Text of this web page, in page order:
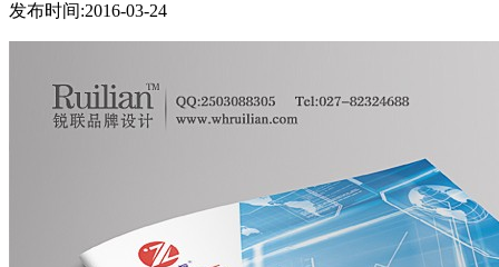
发布时间:2016-03-24